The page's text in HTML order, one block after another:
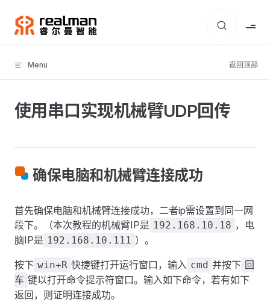
Skip to content
Menu 返回顶部
使用串口实现机械臂UDP回传
确保电脑和机械臂连接成功
首先确保电脑和机械臂连接成功，二者ip需设置到同一网
段下。（本次教程的机械臂IP是 192.168.10.18 ，电
脑IP是 192.168.10.111 ）。
按下 win+R 快捷键打开运行窗口，输入 cmd 并按下 回
车 键以打开命令提示符窗口。输入如下命令，若有如下
返回，则证明连接成功。